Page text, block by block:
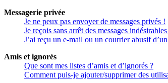
Messagerie privée
Je ne peux pas envoyer de messages privés !
Je reçois sans arrêt des messages
J’ai reçu un e-mail ou un courrier abusif
Amis et ignorés
Que sont mes listes d’amis et d’ignorés ?
Comment puis-je ajouter/supprimer des